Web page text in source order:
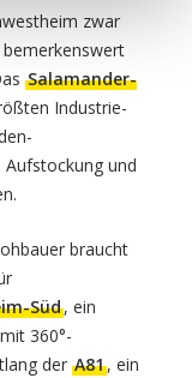
zwar
Salamander-
Industrie-
und
braucht
Süd, ein
360°-
der A81, ein